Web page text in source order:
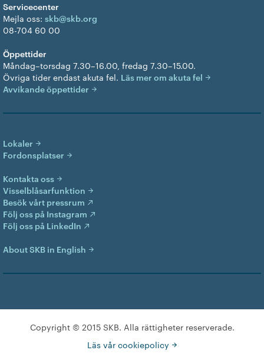
Servicecenter
Mejla oss: skb@skb.org
08-704 60 00
Öppettider
Måndag–torsdag 7.30–16.00, fredag 7.30–15.00.
Övriga tider endast akuta fel. Läs mer om akuta fel
Avvikande öppettider
Lokaler
Fordonsplatser
Kontakta oss
Visselblåsarfunktion
Besök vårt pressrum
Följ oss på Instagram
Följ oss på LinkedIn
About SKB in English
Copyright © 2015 SKB. Alla rättigheter reserverade.
Läs vår cookiepolicy